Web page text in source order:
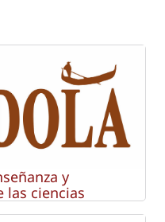
y
las ciencias